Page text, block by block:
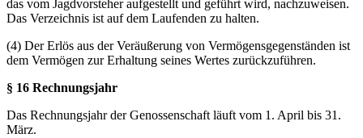
das vom Jagdvorsteher aufgestellt und geführt wird, nachzuweisen.
Das Verzeichnis ist auf dem Laufenden zu halten.
(4) Der Erlös aus der Veräußerung von Vermögensgegenständen ist
dem Vermögen zur Erhaltung seines Wertes zurückzuführen.
§ 16 Rechnungsjahr
Das Rechnungsjahr der Genossenschaft läuft vom 1. April bis 31.
März.